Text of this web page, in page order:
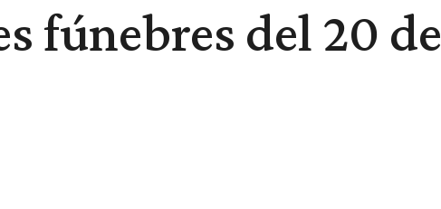
fúnebres del 20 de